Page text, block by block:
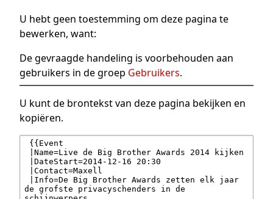
U hebt geen toestemming om deze pagina te
bewerken, want:
De gevraagde handeling is voorbehouden aan
gebruikers in de groep Gebruikers.
U kunt de brontekst van deze pagina bekijken en
kopiëren.